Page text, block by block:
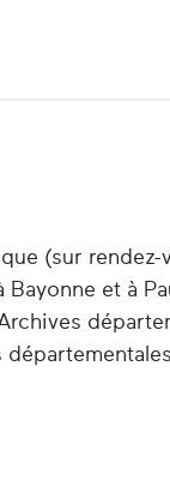
(sur rendez-
et à